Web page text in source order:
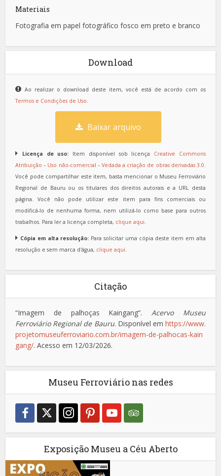
Materiais
Fotografia em papel fotográfico fosco em preto e branco
Download
Ao realizar o download deste item, você está de acordo com os
Termos e Condições de Uso
Baixar arquivo
Licença de uso: Item disponível sob licença Creative Commons
Atribuição – Uso não-comercial – Vedada a criação de obras derivadas 3.0
Você pode compartilhar este item, basta mencionar o Museu Ferroviário
Regional de Bauru ou os titulares dos direitos autorais e a URL desta
página. Você não pode utilizar este item para fins comerciais ou
modificá-lo de nenhuma forma, nem utilizá-lo como base para outros
trabalhos. Para ler a licença completa, clique aqui
Cópia em alta resolução: Para solicitar uma cópia deste item em alta
resolução e sem marca d'água, clique aqui
Citação
“Imagem de palhoças Kaingang”. Acervo Museu
Ferroviário Regional de Bauru. Disponível em https://www.
projetomuseuferroviario.com.br/imagem-de-palhocas-kain
gang/. Acesso em 12/03/2026.
Museu Ferroviário nas redes
Exposição Museu a Céu Aberto